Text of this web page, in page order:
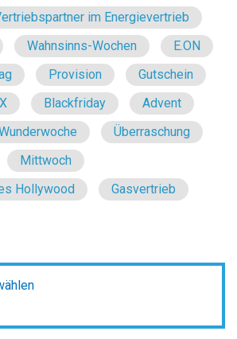
im Energievertrieb
Wahnsinns-Wochen
E.ON
Provision
Gutschein
Blackfriday
Advent
Überraschung
Mittwoch
Hollywood
Gasvertrieb